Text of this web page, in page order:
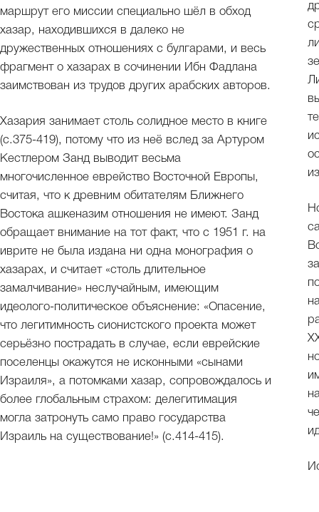
маршрут его миссии специально шёл в обход
хазар, находившихся в далеко не
дружественных отношениях с булгарами, и весь
фрагмент о хазарах в сочинении Ибн Фадлана
заимствован из трудов других арабских авторов.
Хазария занимает столь солидное место в книге
(с.375-419), потому что из неё вслед за Артуром
Кестлером Занд выводит весьма
многочисленное еврейство Восточной Европы,
считая, что к древним обитателям Ближнего
Востока ашкеназим отношения не имеют. Занд
обращает внимание на тот факт, что с 1951 г. на
иврите не была издана ни одна монография о
хазарах, и считает «столь длительное
замалчивание» неслучайным, имеющим
идеолого-политическое объяснение: «Опасение,
что легитимность сионистского проекта может
серьёзно пострадать в случае, если еврейские
поселенцы окажутся не исконными «сынами
Израиля», а потомками хазар, сопровождалось и
более глобальным страхом: делегитимация
могла затронуть само право государства
Израиль на существование!» (с.414-415).